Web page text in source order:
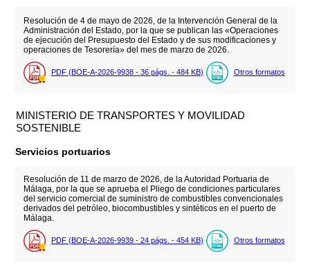
Resolución de 4 de mayo de 2026, de la Intervención General de la
Administración del Estado, por la que se publican las «Operaciones
de ejecución del Presupuesto del Estado y de sus modificaciones y
operaciones de Tesorería» del mes de marzo de 2026.
PDF (BOE-A-2026-9938 - 36 págs. - 484 KB) Otros formatos
MINISTERIO DE TRANSPORTES Y MOVILIDAD
SOSTENIBLE
Servicios portuarios
Resolución de 11 de marzo de 2026, de la Autoridad Portuaria de
Málaga, por la que se aprueba el Pliego de condiciones particulares
del servicio comercial de suministro de combustibles convencionales
derivados del petróleo, biocombustibles y sintéticos en el puerto de
Málaga.
PDF (BOE-A-2026-9939 - 24 págs. - 454 KB) Otros formatos